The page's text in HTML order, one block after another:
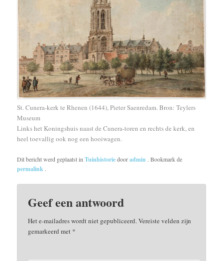
St. Cunera-kerk te Rhenen (1644), Pieter Saenredam. Bron: Teylers
Museum
Links het Koningshuis naast de Cunera-toren en rechts de kerk, en
heel toevallig ook nog een hooiwagen.
Dit bericht werd geplaatst inTuinhistoriedooradmin . Bookmark de
permalink .
Geef een antwoord
Het e-mailadres wordt niet gepubliceerd.Vereiste velden zijn
gemarkeerd met *